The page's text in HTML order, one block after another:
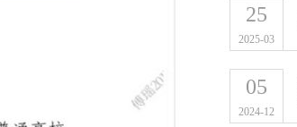
25
2025-03
05
2024-12